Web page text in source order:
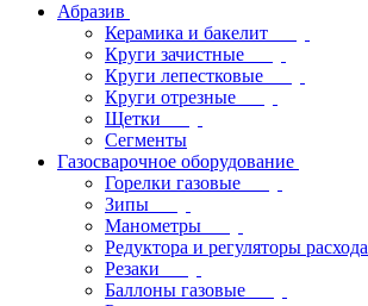
Абразив
Керамика и бакелит
Круги зачистные
Круги лепестковые
Круги отрезные
Щетки
Сегменты
Газосварочное оборудование
Горелки газовые
Зипы
Манометры
Редуктора и регуляторы расхода
Резаки
Баллоны газовые